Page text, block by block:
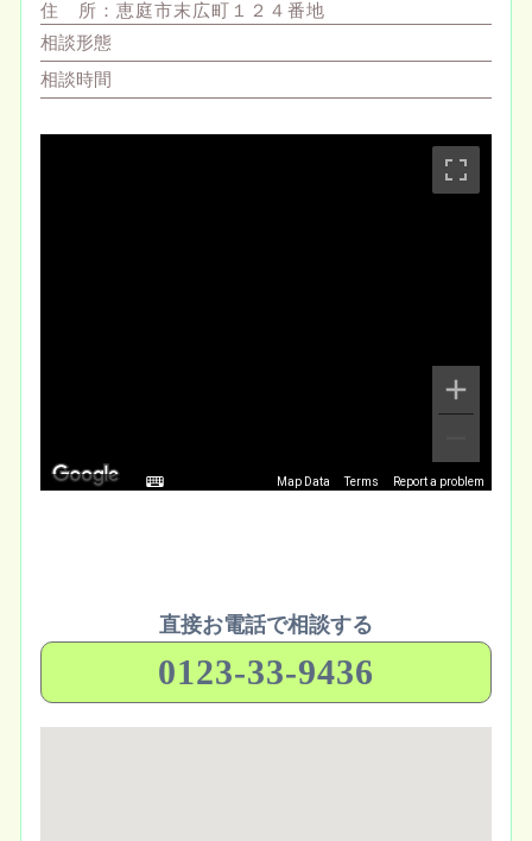
住 所： 恵庭市末広町１２４番地
相談形態
相談時間
Map Data Terms Report a problem
直接お電話で相談する
0123-33-9436